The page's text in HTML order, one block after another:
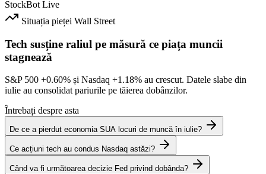
StockBot Live
Situația pieței Wall Street
Tech susține raliul pe măsură ce piața muncii
stagnează
S&P 500 +0.60% și Nasdaq +1.18% au crescut. Datele slabe din
iulie au consolidat pariurile pe tăierea dobânzilor.
Întrebați despre asta
De ce a pierdut economia SUA locuri de muncă în iulie?
Ce acțiuni tech au condus Nasdaq astăzi?
Când va fi următoarea decizie Fed privind dobânda?